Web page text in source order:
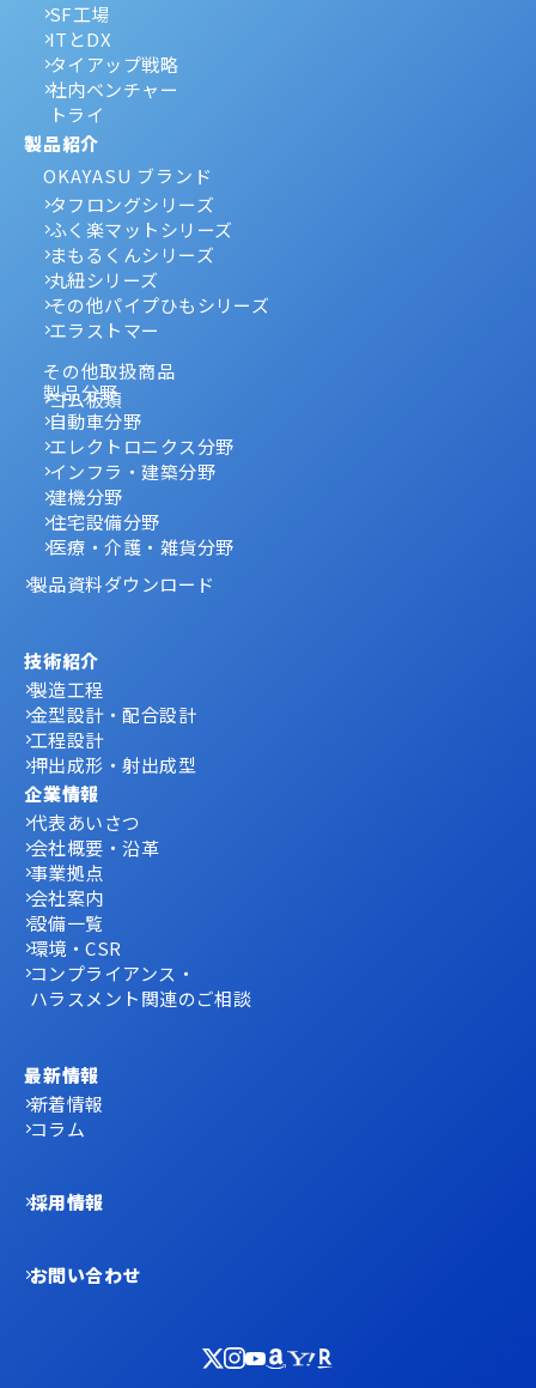
SF工場
ITとDX
タイアップ戦略
社内ベンチャー
トライ
製品紹介
OKAYASU ブランド
タフロングシリーズ
ふく楽マットシリーズ
まもるくんシリーズ
丸紐シリーズ
その他パイプひもシリーズ
エラストマー
その他取扱商品
ゴム板類
製品分野
自動車分野
エレクトロニクス分野
インフラ・建築分野
建機分野
住宅設備分野
医療・介護・雑貨分野
製品資料ダウンロード
技術紹介
製造工程
金型設計・配合設計
工程設計
押出成形・射出成型
企業情報
代表あいさつ
会社概要・沿革
事業拠点
会社案内
設備一覧
環境・CSR
コンプライアンス・
ハラスメント関連のご相談
最新情報
新着情報
コラム
採用情報
お問い合わせ